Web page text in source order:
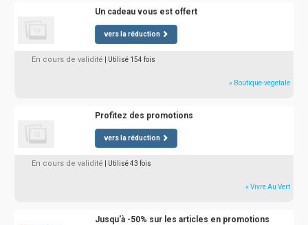
Un cadeau vous est offert
vers la réduction
En cours de validité | Utilisé 154 fois
» Boutique-vegetale
Profitez des promotions
vers la réduction
En cours de validité | Utilisé 43 fois
» Vivre Au Vert
Jusqu'à -50% sur les articles en promotions